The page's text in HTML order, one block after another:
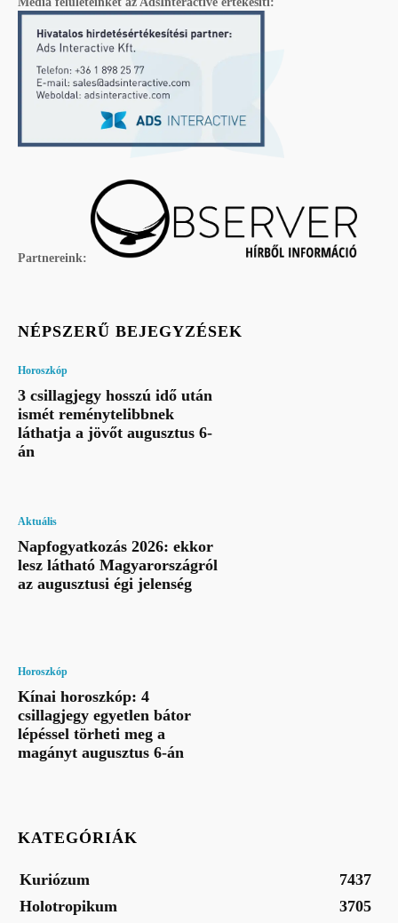
Partnereink:
NÉPSZERŰ BEJEGYZÉSEK
Horoszkóp
3 csillagjegy hosszú idő után
ismét reménytelibbnek
láthatja a jövőt augusztus 6-
án
Aktuális
Napfogyatkozás 2026: ekkor
lesz látható Magyarországról
az augusztusi égi jelenség
Horoszkóp
Kínai horoszkóp: 4
csillagjegy egyetlen bátor
lépéssel törheti meg a
magányt augusztus 6-án
KATEGÓRIÁK
Kuriózum
7437
Holotropikum
3705